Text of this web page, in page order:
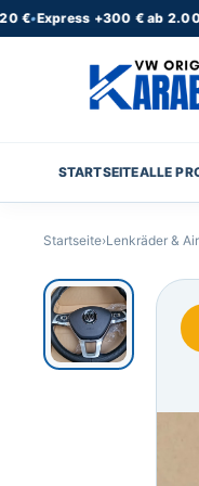
+300 € ab 2.000 €
STARTSEITEALLE
Startseite›Lenkräder &